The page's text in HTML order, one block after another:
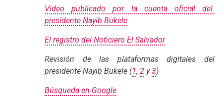
Video publicado por la cuenta oficial del
presidente Nayib Bukele
El registro del Noticiero El Salvador
Revisión de las plataformas digitales del
presidente Nayib Bukele (1, 2 y3)
Búsqueda en Google